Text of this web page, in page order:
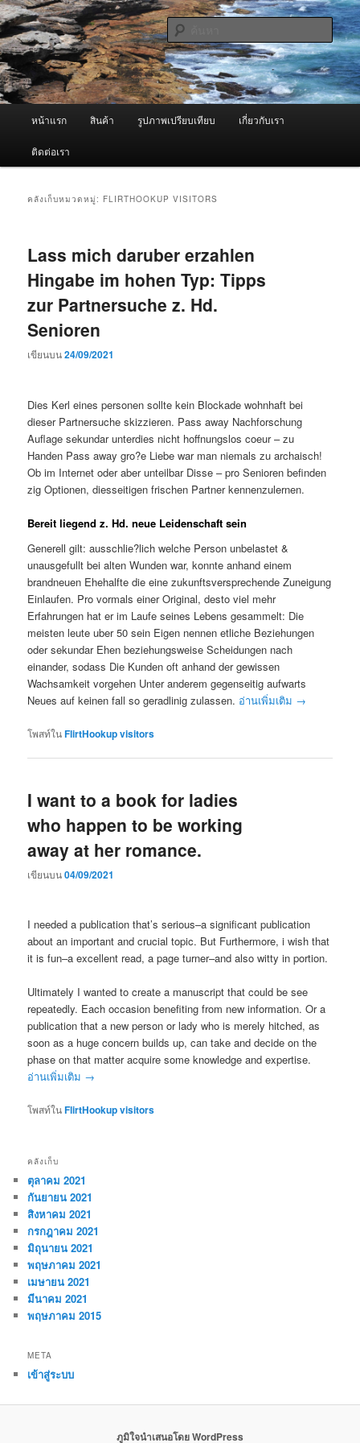
ข้าม
ไป
ยัง
เนื้อหา
หลัก
ข้าม
ไป
บทความ
รอง
ผู้นำเข้าเครื่องพ่นหมอกควัน Best
Fogger / Fogger One และ อะไหล่
จำหน่ายเครื่องพ่นหมอกควัน คุณภาพดี บริการด้วยความจริงใจ
ค้นหา
หน้าแรก สินค้า รูปภาพเปรียบเทียบ เกี่ยวกับเรา
ติดต่อเรา
คลังเก็บหมวดหมู่: FLIRTHOOKUP VISITORS
Lass mich daruber erzahlen
Hingabe im hohen Typ: Tipps
zur Partnersuche z. Hd.
Senioren
เขียนบน24/09/2021
Dies Kerl eines personen sollte kein Blockade wohnhaft bei
dieser Partnersuche skizzieren. Pass away Nachforschung
Auflage sekundar unterdies nicht hoffnungslos coeur – zu
Handen Pass away gro?e Liebe war man niemals zu archaisch!
Ob im Internet oder aber unteilbar Disse – pro Senioren befinden
zig Optionen, diesseitigen frischen Partner kennenzulernen.
Bereit liegend z. Hd. neue Leidenschaft sein
Generell gilt: ausschlie?lich welche Person unbelastet &
unausgefullt bei alten Wunden war, konnte anhand einem
brandneuen Ehehalfte die eine zukunftsversprechende Zuneigung
Einlaufen. Pro vormals einer Original, desto viel mehr
Erfahrungen hat er im Laufe seines Lebens gesammelt: Die
meisten leute uber 50 sein Eigen nennen etliche Beziehungen
oder sekundar Ehen beziehungsweise Scheidungen nach
einander, sodass Die Kunden oft anhand der gewissen
Wachsamkeit vorgehen Unter anderem gegenseitig aufwarts
Neues auf keinen fall so geradlinig zulassen. อ่านเพิ่มเติม →
โพสท์ในFlirtHookup visitors
I want to a book for ladies
who happen to be working
away at her romance.
เขียนบน04/09/2021
I needed a publication that’s serious–a significant publication
about an important and crucial topic. But Furthermore, i wish that
it is fun–a excellent read, a page turner–and also witty in portion.
Ultimately I wanted to create a manuscript that could be see
repeatedly. Each occasion benefiting from new information. Or a
publication that a new person or lady who is merely hitched, as
soon as a huge concern builds up, can take and decide on the
phase on that matter acquire some knowledge and expertise.
อ่านเพิ่มเติม →
โพสท์ในFlirtHookup visitors
คลังเก็บ
ตุลาคม 2021
กันยายน 2021
สิงหาคม 2021
กรกฎาคม 2021
มิถุนายน 2021
พฤษภาคม 2021
เมษายน 2021
มีนาคม 2021
พฤษภาคม 2015
META
เข้าสู่ระบบ
ภูมิใจนำเสนอโดย WordPress